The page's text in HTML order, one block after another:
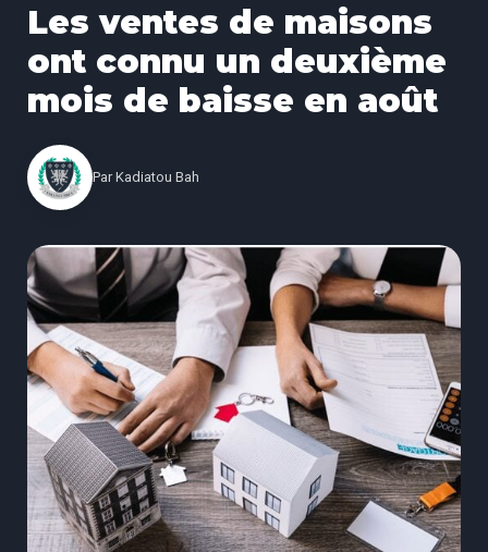
Les ventes de maisons
ont connu un deuxième
mois de baisse en août
Par Kadiatou Bah